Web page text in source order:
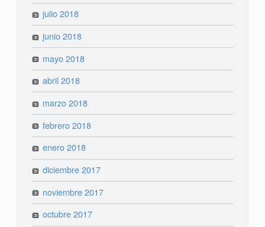
julio 2018
junio 2018
mayo 2018
abril 2018
marzo 2018
febrero 2018
enero 2018
diciembre 2017
noviembre 2017
octubre 2017